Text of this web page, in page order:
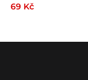
69 Kč